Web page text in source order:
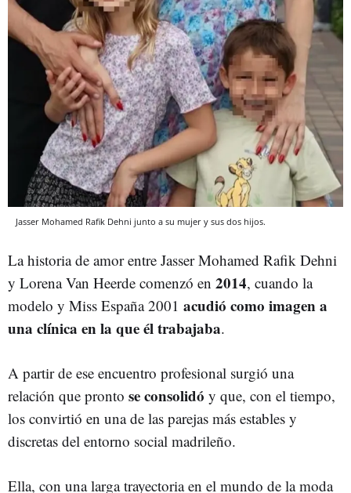
Jasser Mohamed Rafik Dehni junto a su mujer y sus dos hijos.
La historia de amor entre Jasser Mohamed Rafik Dehni
y Lorena Van Heerde comenzó en 2014, cuando la
modelo y Miss España 2001 acudió como imagen a
una clínica en la que él trabajaba.
A partir de ese encuentro profesional surgió una
relación que pronto se consolidó y que, con el tiempo,
los convirtió en una de las parejas más estables y
discretas del entorno social madrileño.
Ella, con una larga trayectoria en el mundo de la moda